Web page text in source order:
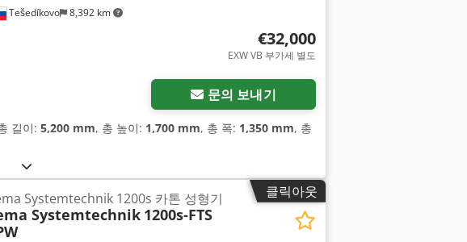
Tešedíkovo 8,392 km
€32,000
EXW VB 부가세 별도
문의 보내기
길이: 5,200 mm, 총 높이: 1,700 mm, 총 폭: 1,350 mm, 총
클릭아웃
Systemtechnik 1200s 카톤 성형기
Systemtechnik 1200s-FTS